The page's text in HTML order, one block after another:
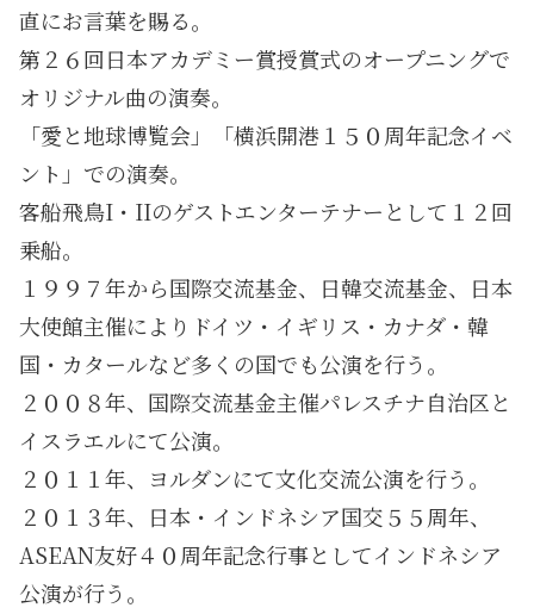
直にお言葉を賜る。
第２６回日本アカデミー賞授賞式のオープニングで
オリジナル曲の演奏。
「愛と地球博覧会」「横浜開港１５０周年記念イベ
ント」での演奏。
客船飛鳥I・IIのゲストエンターテナーとして１２回
乗船。
１９９７年から国際交流基金、日韓交流基金、日本
大使館主催によりドイツ・イギリス・カナダ・韓
国・カタールなど多くの国でも公演を行う。
２００８年、国際交流基金主催パレスチナ自治区と
イスラエルにて公演。
２０１１年、ヨルダンにて文化交流公演を行う。
２０１３年、日本・インドネシア国交５５周年、
ASEAN友好４０周年記念行事としてインドネシア
公演が行う。